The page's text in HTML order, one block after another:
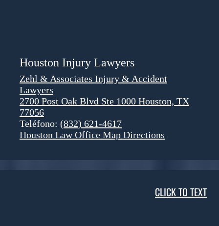
Houston Injury Lawyers
Zehl & Associates Injury & Accident
Lawyers
2700 Post Oak Blvd Ste 1000 Houston, TX
77056
Teléfono: (832) 621-4617
Houston Law Office Map Directions
CLICK TO TEXT